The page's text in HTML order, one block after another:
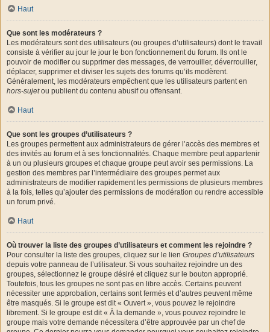
Haut
Que sont les modérateurs ?
Les modérateurs sont des utilisateurs (ou groupes d’utilisateurs) dont le travail
consiste à vérifier au jour le jour le bon fonctionnement du forum. Ils ont le
pouvoir de modifier ou supprimer des messages, de verrouiller, déverrouiller,
déplacer, supprimer et diviser les sujets des forums qu’ils modèrent.
Généralement, les modérateurs empêchent que les utilisateurs partent en
hors-sujetou publient du contenu abusif ou offensant.
Haut
Que sont les groupes d’utilisateurs ?
Les groupes permettent aux administrateurs de gérer l’accès des membres et
des invités au forum et à ses fonctionnalités. Chaque membre peut appartenir
à un ou plusieurs groupes et chaque groupe peut avoir ses permissions. La
gestion des membres par l’intermédiaire des groupes permet aux
administrateurs de modifier rapidement les permissions de plusieurs membres
à la fois, telles qu’ajouter des permissions de modération ou rendre accessible
un forum privé.
Haut
Où trouver la liste des groupes d’utilisateurs et comment les rejoindre ?
Pour consulter la liste des groupes, cliquez sur le lien Groupes d’utilisateurs
depuis votre panneau de l’utilisateur. Si vous souhaitez rejoindre un des
groupes, sélectionnez le groupe désiré et cliquez sur le bouton approprié.
Toutefois, tous les groupes ne sont pas en libre accès. Certains peuvent
nécessiter une approbation, certains sont fermés et d’autres peuvent même
être masqués. Si le groupe est dit « Ouvert », vous pouvez le rejoindre
librement. Si le groupe est dit « À la demande », vous pouvez rejoindre le
groupe mais votre demande nécessitera d’être approuvée par un chef de